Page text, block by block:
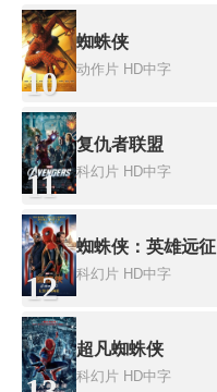
10
蜘蛛侠
动作片 HD中字
11
复仇者联盟
科幻片 HD中字
12
蜘蛛侠：英雄远征
科幻片 HD中字
超凡蜘蛛侠
科幻片 HD中字